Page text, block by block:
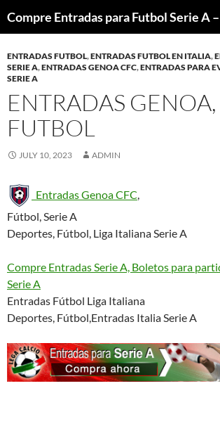
to
ENTRADAS FUTBOL,ENTRADAS FUTBOL EN ITALIA,
SERIE A,ENTRADAS GENOA CFC,ENTRADAS PARA
SERIE A
ENTRADAS GENOA,
FUTBOL
JULY 10, 2023 ADMIN
Entradas Genoa CFC
Fútbol, Serie A
Deportes, Fútbol, Liga Italiana Serie A
Compre Entradas Serie A, Boletos para
Serie A
Entradas Fútbol Liga Italiana
Deportes, Fútbol,Entradas Italia Serie A